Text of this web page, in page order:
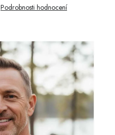
Podrobnosti hodnocení